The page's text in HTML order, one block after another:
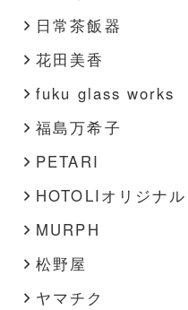
日常茶飯器
花田美香
fuku glass works
福島万希子
PETARI
HOTOLIオリジナル
MURPH
松野屋
ヤマチク